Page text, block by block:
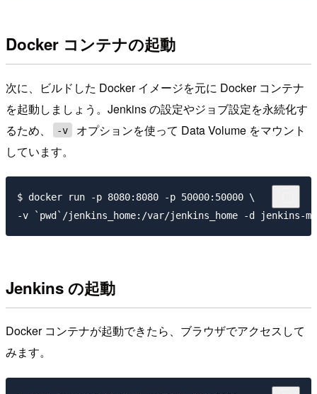
Docker コンテナの起動
次に、ビルドした Docker イメージを元に Docker コンテナ
を起動しましょう。Jenkins の設定やジョブ設定を永続化す
るため、
-v
オプションを使って Data Volume をマウント
しています。
$ docker run -p 8080:8080 -p 50000:50000 \
Jenkins の起動
Docker コンテナが起動できたら、ブラウザでアクセスして
みます。